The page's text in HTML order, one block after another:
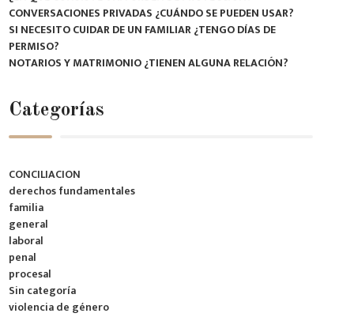
CONVERSACIONES PRIVADAS ¿CUÁNDO SE PUEDEN USAR?
SI NECESITO CUIDAR DE UN FAMILIAR ¿TENGO DÍAS DE
PERMISO?
NOTARIOS Y MATRIMONIO ¿TIENEN ALGUNA RELACIÓN?
Categorías
CONCILIACION
derechos fundamentales
familia
general
laboral
penal
procesal
Sin categoría
violencia de género